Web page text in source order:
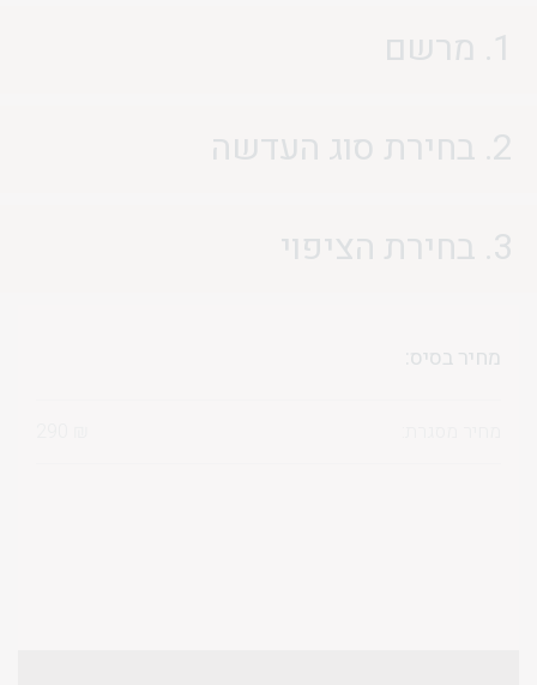
1. מרשם
2. בחירת סוג העדשה
3. בחירת הציפוי
מחיר בסיס: